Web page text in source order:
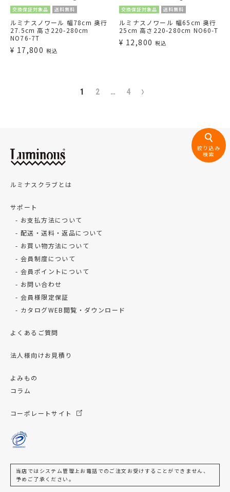
交換保証対象品 送料無料
ルミナスノワール 幅78cm 奥行
27.5cm 高さ220-280cm
NO76-7T
¥ 17,800 税込
交換保証対象品 送料無料
ルミナスノワール 幅65cm 奥行
25cm 高さ220-280cm NO60-T
¥ 12,800 税込
1 2 … 4
絞り込み
検索
ルミナスクラブとは
サポート
お支払方法について
配送・送料・返品について
お買い物方法について
会員制度について
会員ポイントについて
お問い合わせ
会員様限定保証
カタログWEB閲覧・ダウンロード
よくあるご質問
法人様向けお見積り
よみもの
コラム
コーポレートサイト
当店ではシステム管理上お電話でのご注文お受けすることができません、
予めご了承ください。